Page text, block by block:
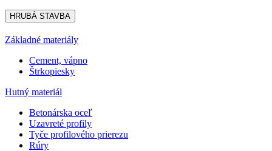
HRUBÁ STAVBA
Základné materiály
Cement, vápno
Štrkopiesky
Hutný materiál
Betonárska oceľ
Uzavreté profily
Tyče profilového prierezu
Rúry